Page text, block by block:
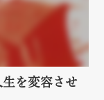
を変容させ